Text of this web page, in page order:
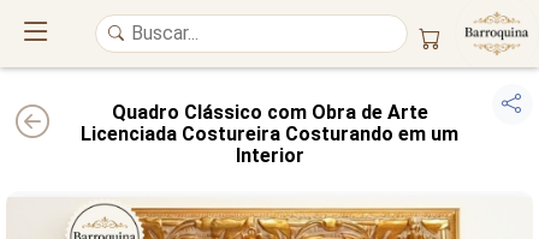
Quadro Clássico com Obra de Arte
Licenciada Costureira Costurando em um
Interior